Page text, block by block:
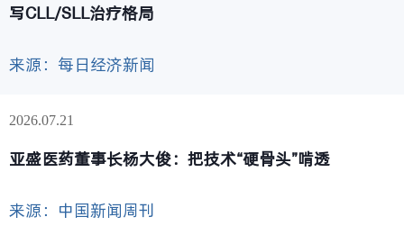
写CLL/SLL治疗格局
来源：每日经济新闻
07.21
2026
亚盛医药董事长杨大俊：把技术“硬骨头”啃透
来源：中国新闻周刊